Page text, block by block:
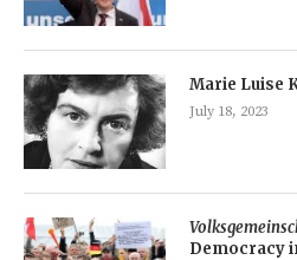
Marie Luise
July 18, 2023
Democracy